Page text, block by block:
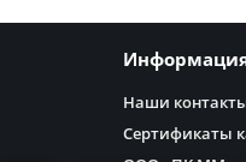
Наши
Сертификаты